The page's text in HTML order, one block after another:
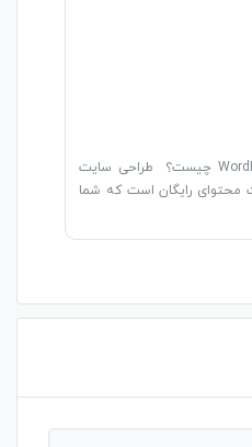
طراحی سایت وردپرس WordPress چیست؟ طراحی سایت
رایگان است که شما